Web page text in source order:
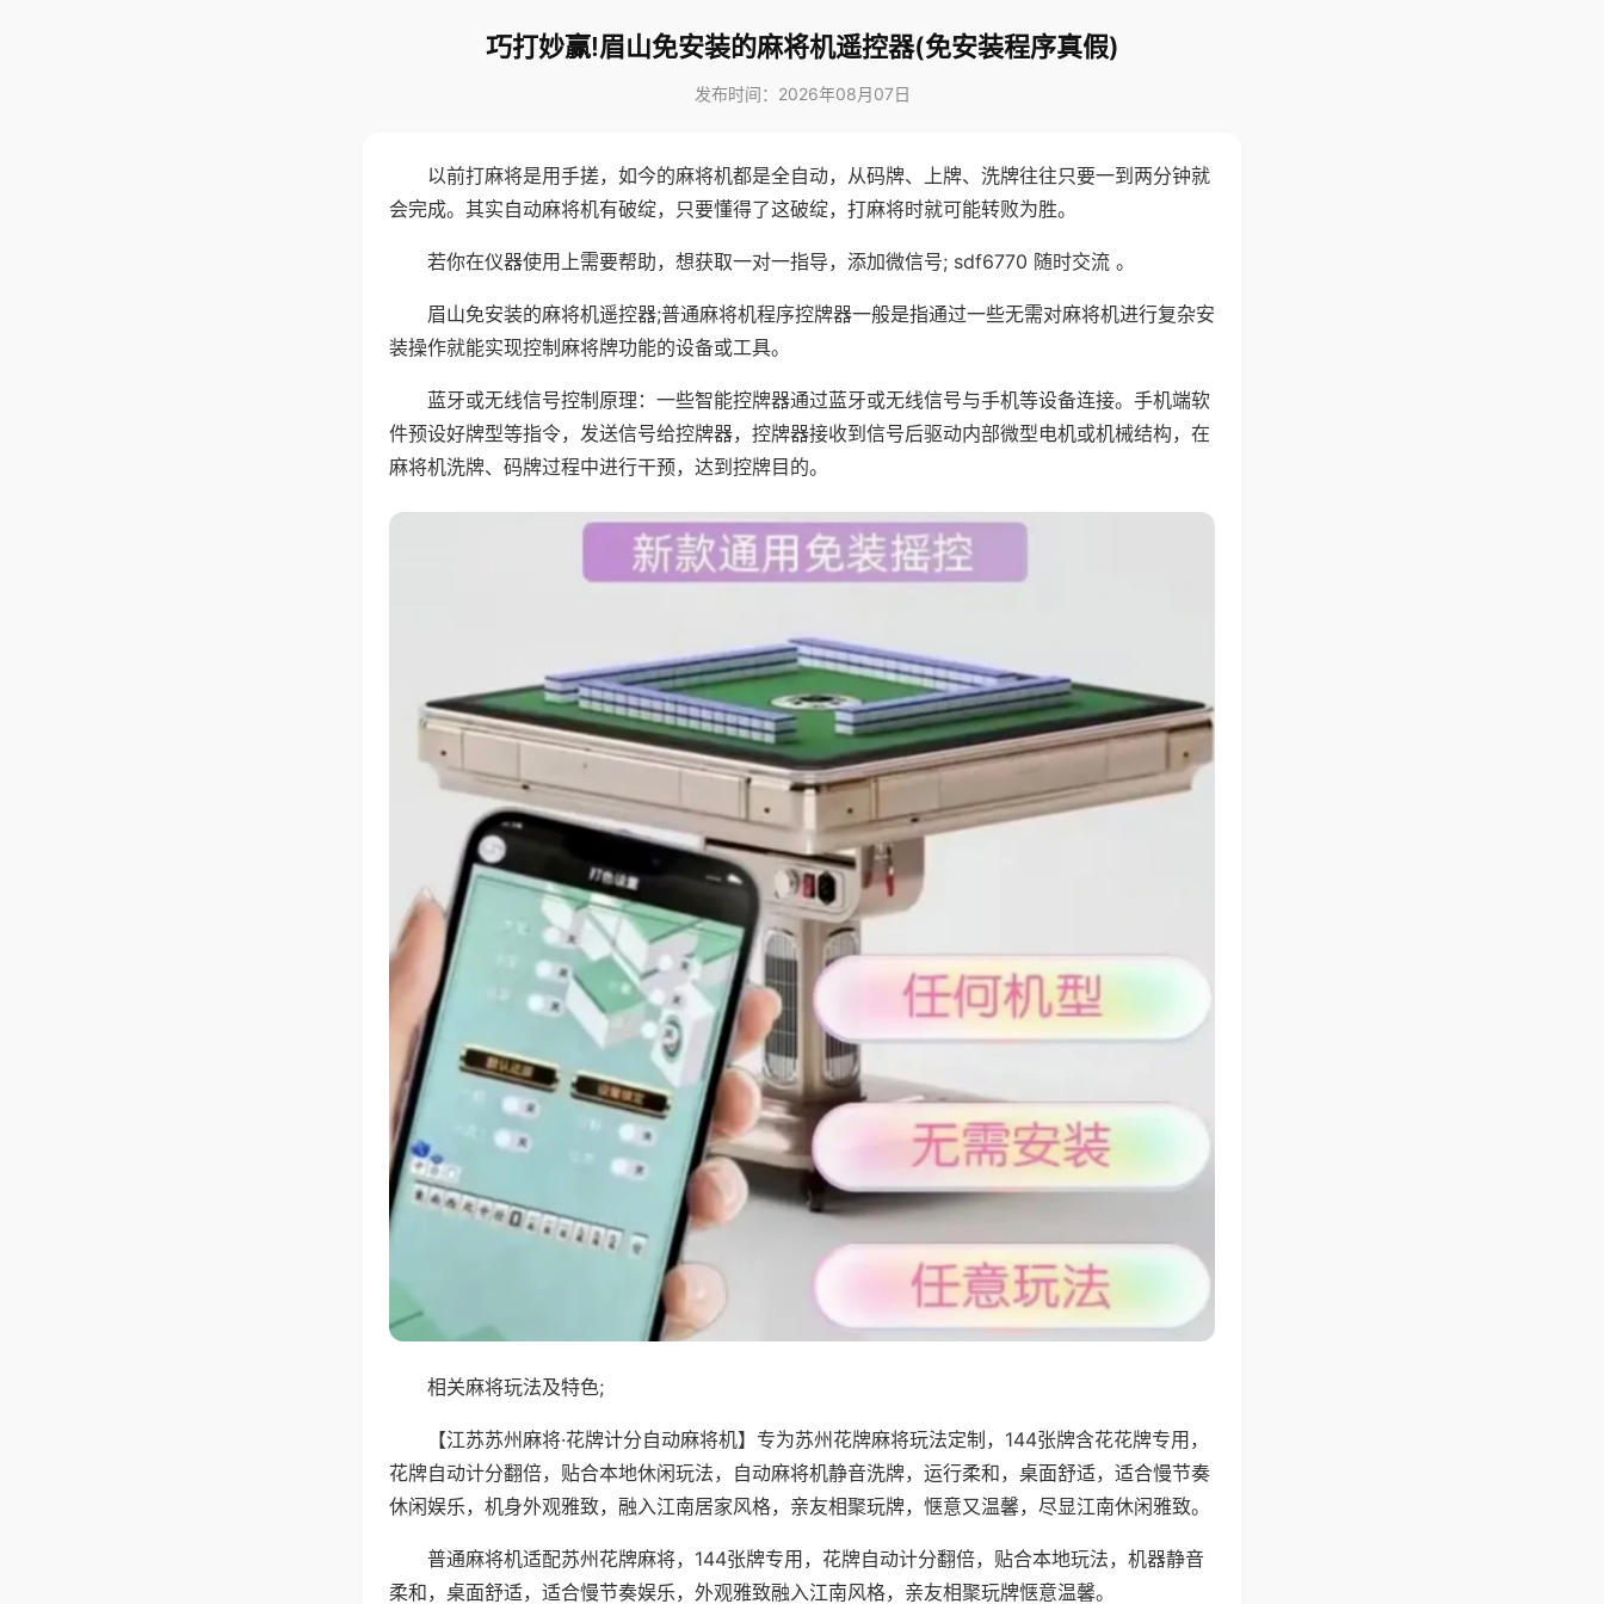
巧打妙赢!眉山免安装的麻将机遥控器(免安装程序真假)
发布时间：2026年08月07日
以前打麻将是用手搓，如今的麻将机都是全自动，从码牌、上牌、洗牌往往只要一到两分钟就
会完成。其实自动麻将机有破绽，只要懂得了这破绽，打麻将时就可能转败为胜。
若你在仪器使用上需要帮助，想获取一对一指导，添加微信号; sdf6770 随时交流 。
眉山免安装的麻将机遥控器;普通麻将机程序控牌器一般是指通过一些无需对麻将机进行复杂安
装操作就能实现控制麻将牌功能的设备或工具。
蓝牙或无线信号控制原理：一些智能控牌器通过蓝牙或无线信号与手机等设备连接。手机端软
件预设好牌型等指令，发送信号给控牌器，控牌器接收到信号后驱动内部微型电机或机械结构，在
麻将机洗牌、码牌过程中进行干预，达到控牌目的。
相关麻将玩法及特色;
【江苏苏州麻将·花牌计分自动麻将机】专为苏州花牌麻将玩法定制，144张牌含花花牌专用，
花牌自动计分翻倍，贴合本地休闲玩法，自动麻将机静音洗牌，运行柔和，桌面舒适，适合慢节奏
休闲娱乐，机身外观雅致，融入江南居家风格，亲友相聚玩牌，惬意又温馨，尽显江南休闲雅致。
普通麻将机适配苏州花牌麻将，144张牌专用，花牌自动计分翻倍，贴合本地玩法，机器静音
柔和，桌面舒适，适合慢节奏娱乐，外观雅致融入江南风格，亲友相聚玩牌惬意温馨。